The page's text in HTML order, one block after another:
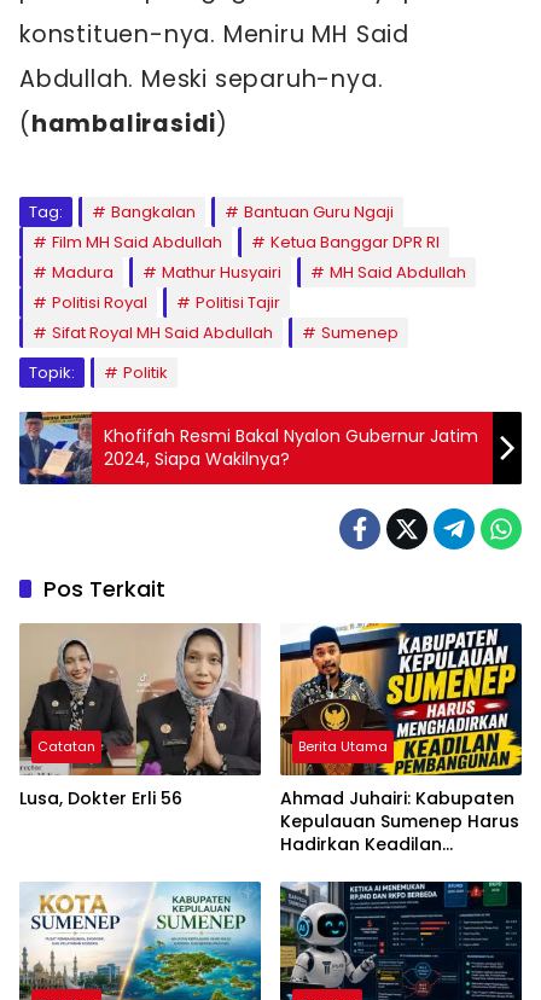
konstituen-nya. Meniru MH Said
Abdullah. Meski separuh-nya.
(hambalirasidi)
Tag: Bangkalan
Bantuan Guru Ngaji
Film MH Said Abdullah
Ketua Banggar DPR RI
Madura
Mathur Husyairi
MH Said Abdullah
Politisi Royal
Politisi Tajir
Sifat Royal MH Said Abdullah
Sumenep
Topik:
Politik
Khofifah Resmi Bakal Nyalon Gubernur Jatim
2024, Siapa Wakilnya?
Pos Terkait
Catatan
Lusa, Dokter Erli 56
Berita Utama
Ahmad Juhairi: Kabupaten
Kepulauan Sumenep Harus
Hadirkan Keadilan
Sekadar Ganti Nama